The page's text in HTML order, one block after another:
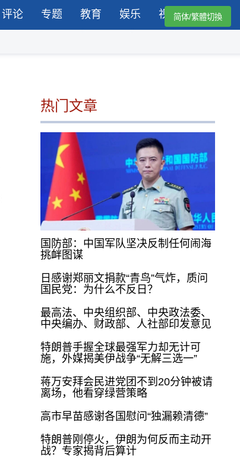
评论 专题 教育 娱乐 视频简体/繁體切換
热门文章
国防部：中国军队坚决反制任何闹海
挑衅图谋
日感谢郑丽文捐款“青鸟”气炸，质问
国民党：为什么不反日？
最高法、中央组织部、中央政法委、
中央编办、财政部、人社部印发意见
特朗普手握全球最强军力却无计可
施，外媒揭美伊战争“无解三选一”
蒋万安拜会民进党团不到20分钟被请
离场，他看穿绿营策略
高市早苗感谢各国慰问“独漏赖清德”
特朗普刚停火，伊朗为何反而主动开
战？专家揭背后算计